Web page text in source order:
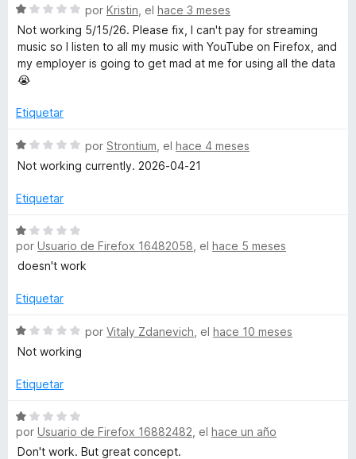
t
u
b
e
A
u
d
i
o
c
o
d
5
a
o
r
ó
o
5
d
5
S
e
v
a
r
c
o
1
e
5
por Kristin , el hace 3 meses
Not working 5/15/26. Please fix, I can't pay for streaming
music so I listen to all my music with YouTube on Firefox, and
my employer is going to get mad at me for using all the data
😭
Etiquetar
S
e
a
o
r
ó
o
1
d
5
por Strontium , el hace 4 meses
Not working currently. 2026-04-21
Etiquetar
S
e
v
l
r
ó
o
1
d
e
por Usuario de Firefox 16482058 , el hace 5 meses
doesn't work
Etiquetar
S
e
a
o
r
ó
por Vitaly Zdanevich , el hace 10 meses
Not working
Etiquetar
S
e
v
por Usuario de Firefox 16882482 , el hace un año
Don't work. But great concept.